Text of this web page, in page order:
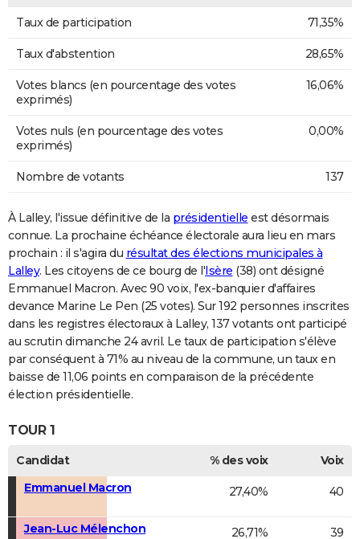
Taux de participation 71,35%
Taux d'abstention 28,65%
Votes blancs (en pourcentage des votes
exprimés)
16,06%
Votes nuls (en pourcentage des votes
exprimés)
0,00%
Nombre de votants 137
À Lalley, l'issue définitive de la présidentielle est désormais
connue. La prochaine échéance électorale aura lieu en mars
prochain : il s'agira du résultat des élections municipales à
Lalley. Les citoyens de ce bourg de l'Isère (38) ont désigné
Emmanuel Macron. Avec 90 voix, l'ex-banquier d'affaires
devance Marine Le Pen (25 votes). Sur 192 personnes inscrites
dans les registres électoraux à Lalley, 137 votants ont participé
au scrutin dimanche 24 avril. Le taux de participation s'élève
par conséquent à 71% au niveau de la commune, un taux en
baisse de 11,06 points en comparaison de la précédente
élection présidentielle.
TOUR 1
Candidat % des voix
Voix
Emmanuel Macron
27,40% 40
Jean-Luc Mélenchon 26,71% 39